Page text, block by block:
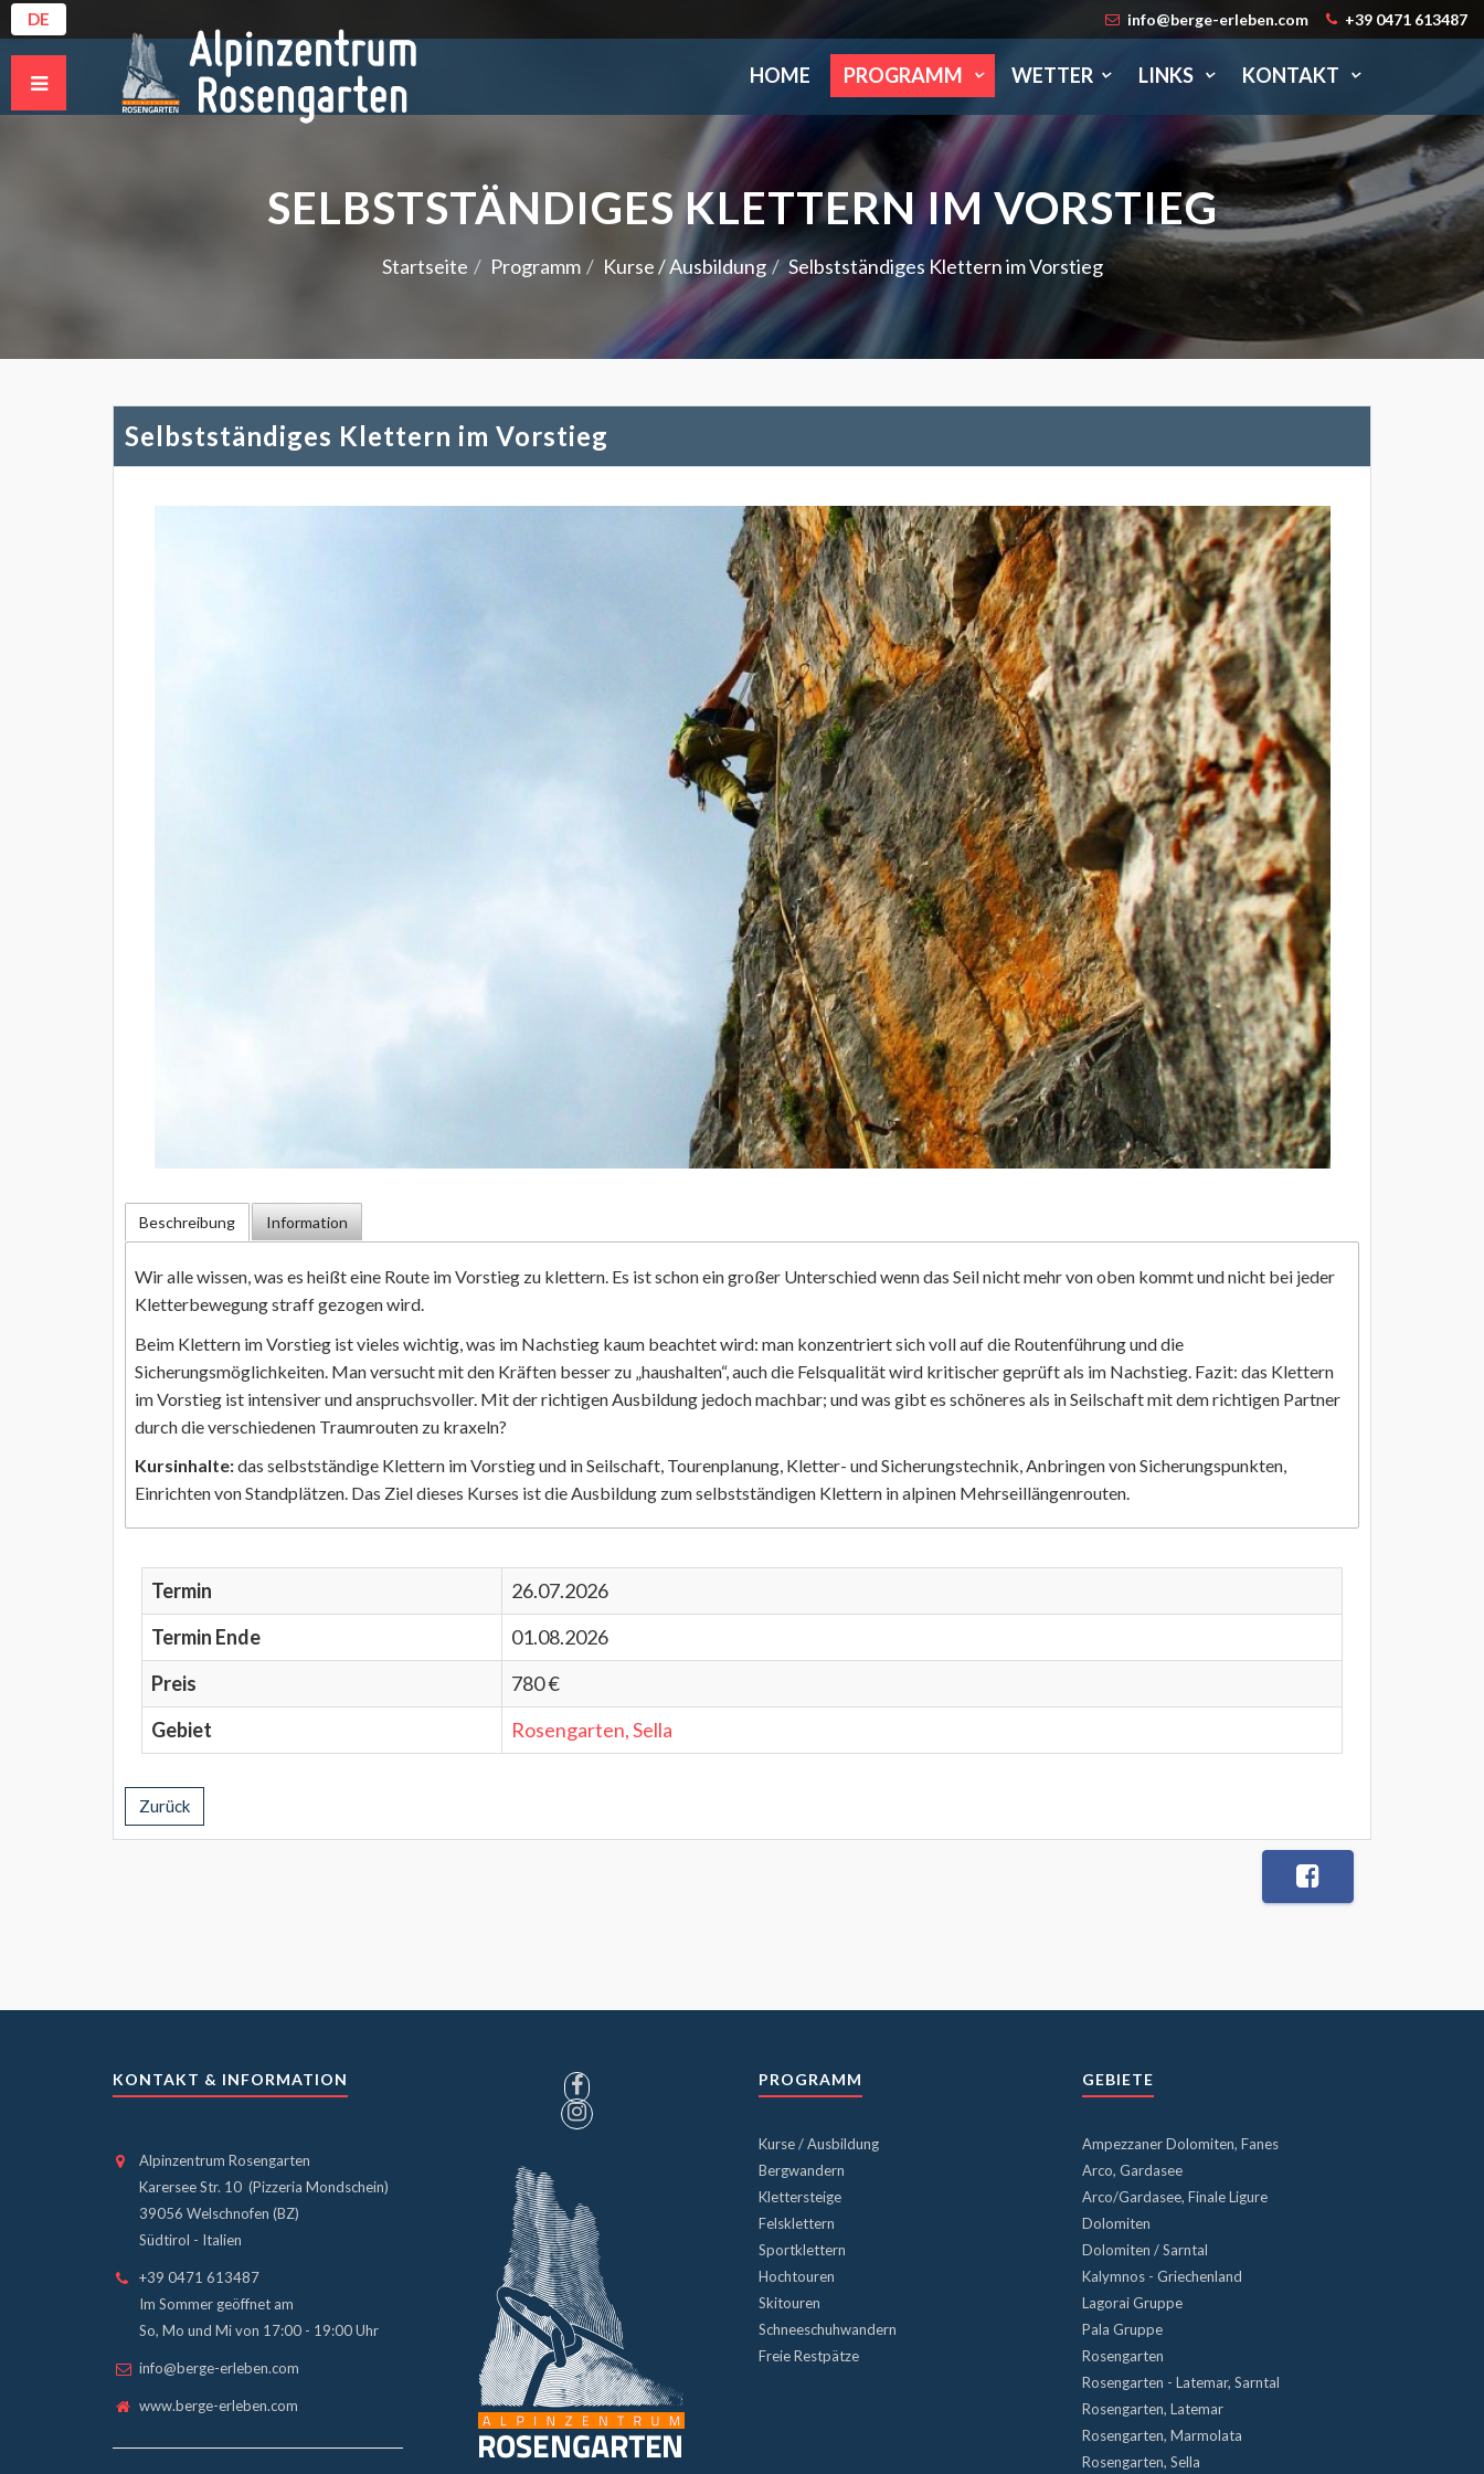
DE info@berge-erleben.com +39 0471 613487
HOME PROGRAMM WETTER LINKS KONTAKT
SELBSTSTÄNDIGES KLETTERN IM VORSTIEG
Startseite Programm Kurse / Ausbildung Selbstständiges Klettern im Vorstieg
Selbstständiges Klettern im Vorstieg
Beschreibung Information
Wir alle wissen, was es heißt eine Route im Vorstieg zu klettern. Es ist schon ein großer Unterschied wenn das Seil nicht mehr von oben kommt und nicht bei jeder
Kletterbewegung straff gezogen wird.
Beim Klettern im Vorstieg ist vieles wichtig, was im Nachstieg kaum beachtet wird: man konzentriert sich voll auf die Routenführung und die
Sicherungsmöglichkeiten. Man versucht mit den Kräften besser zu „haushalten“, auch die Felsqualität wird kritischer geprüft als im Nachstieg. Fazit: das Klettern
im Vorstieg ist intensiver und anspruchsvoller. Mit der richtigen Ausbildung jedoch machbar; und was gibt es schöneres als in Seilschaft mit dem richtigen Partner
durch die verschiedenen Traumrouten zu kraxeln?
Kursinhalte:das selbstständige Klettern im Vorstieg und in Seilschaft, Tourenplanung, Kletter- und Sicherungstechnik, Anbringen von Sicherungspunkten,
Einrichten von Standplätzen. Das Ziel dieses Kurses ist die Ausbildung zum selbstständigen Klettern in alpinen Mehrseillängenrouten.
Termin
26.07.2026
Termin Ende
01.08.2026
Preis
780 €
Gebiet
Rosengarten, Sella
Zurück
KONTAKT & INFORMATION
Alpinzentrum Rosengarten
Karersee Str. 10 (Pizzeria Mondschein)
39056 Welschnofen (BZ)
Südtirol - Italien
+39 0471 613487
Im Sommer geöffnet am
So, Mo und Mi von 17:00 - 19:00 Uhr
info@berge-erleben.com
www.berge-erleben.com
PROGRAMM
Kurse / Ausbildung
Bergwandern
Klettersteige
Felsklettern
Sportklettern
Hochtouren
Skitouren
Schneeschuhwandern
Freie Restpätze
GEBIETE
Ampezzaner Dolomiten, Fanes
Arco, Gardasee
Arco/Gardasee, Finale Ligure
Dolomiten
Dolomiten / Sarntal
Kalymnos - Griechenland
Lagorai Gruppe
Pala Gruppe
Rosengarten
Rosengarten - Latemar, Sarntal
Rosengarten, Latemar
Rosengarten, Marmolata
Rosengarten, Sella